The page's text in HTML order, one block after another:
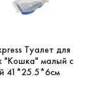
Туалет для
"Кошка" малый с
41*25.5*6см